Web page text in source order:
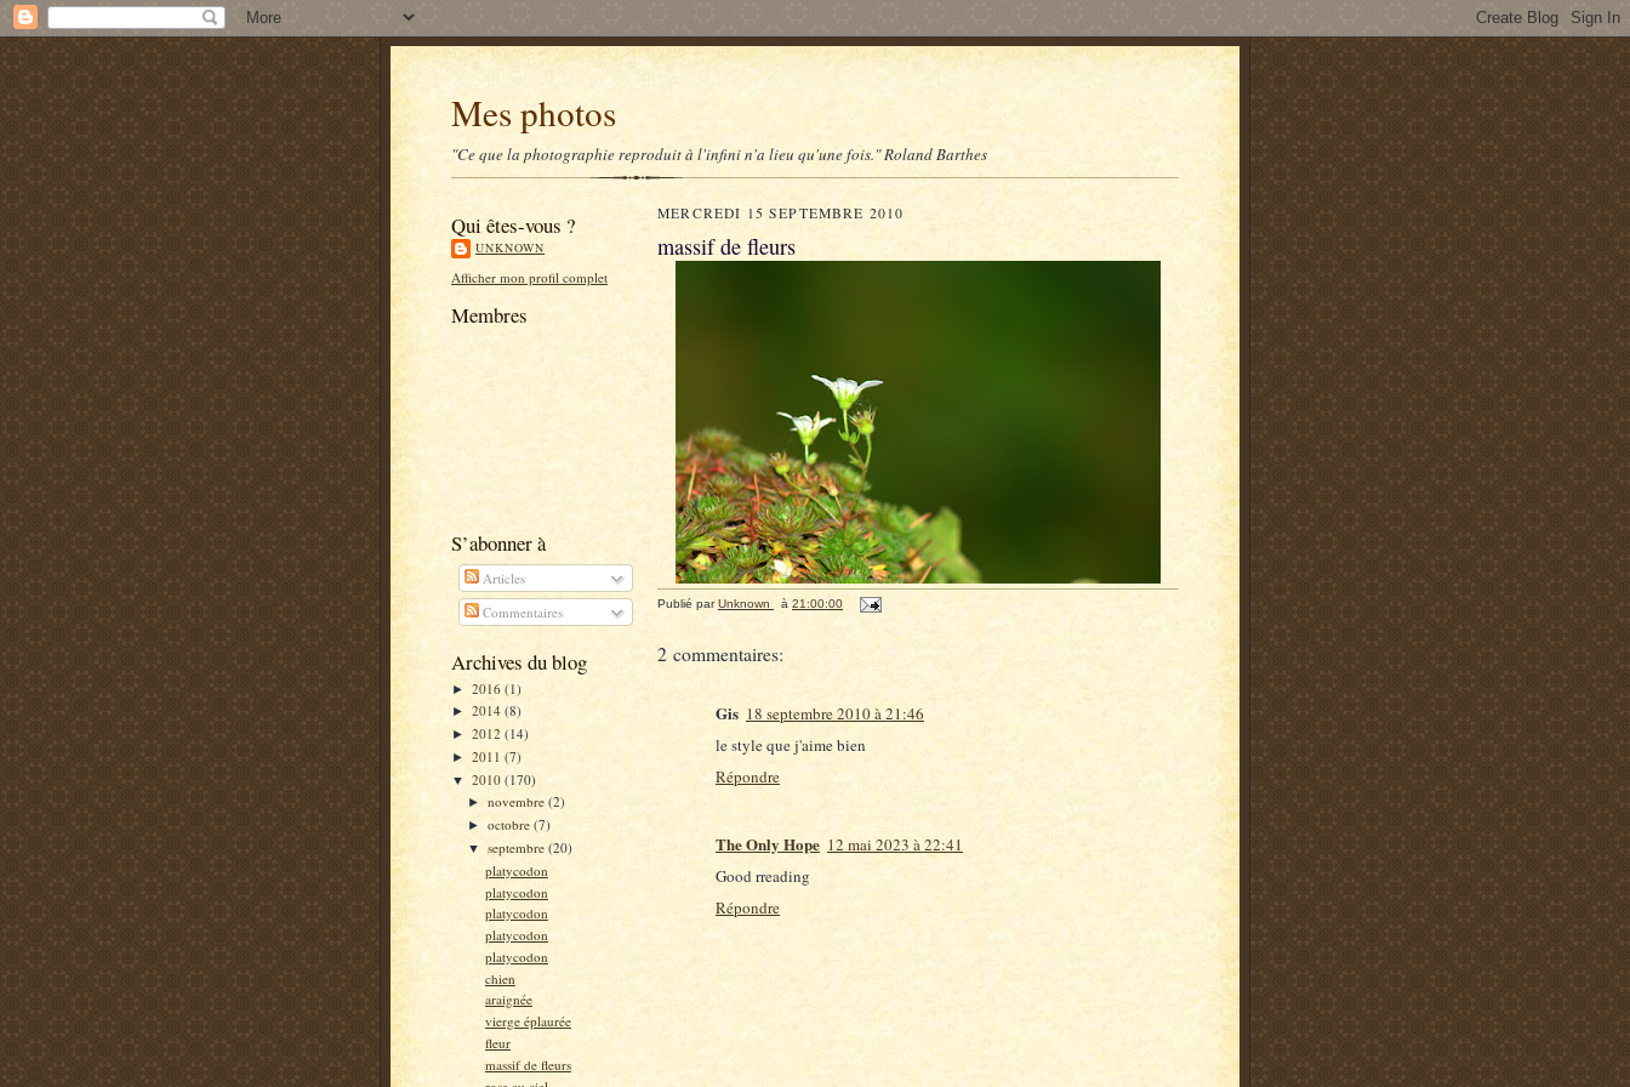
Mes photos
"Ce que la photographie reproduit à l'infini n'a lieu qu'une fois." Roland Barthes
Qui êtes-vous ?
UNKNOWN
Afficher mon profil complet
Membres
S’abonner à
Articles
Commentaires
Archives du blog
► 2016 (1)
► 2014 (8)
► 2012 (14)
► 2011 (7)
▼ 2010 (170)
►novembre(2)
►octobre(7)
▼septembre(20)
platycodon
platycodon
platycodon
platycodon
platycodon
chien
araignée
vierge éplaurée
fleur
massif de fleurs
MERCREDI 15 SEPTEMBRE 2010
massif de fleurs
Publié parUnknown à 21:00:00
2 commentaires:
Gis 18 septembre 2010 à 21:46
le style que j'aime bien
Répondre
The Only Hope 12 mai 2023 à 22:41
Good rreading
Répondre